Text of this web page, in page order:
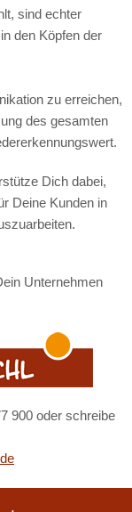
sind echter
den Köpfen der
zu erreichen,
des gesamten
Dich dabei,
Deine Kunden in
Unternehmen
900 oder schreibe